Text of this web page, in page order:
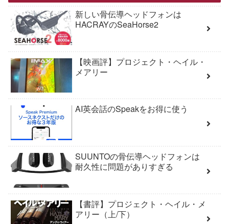
新しい骨伝導ヘッドフォンは
HACRAYのSeaHorse2
【映画評】プロジェクト・ヘイル・
メアリー
AI英会話のSpeakをお得に使う
SUUNTOの骨伝導ヘッドフォンは
耐久性に問題がありすぎる
【書評】プロジェクト・ヘイル・メ
アリー（上/下）